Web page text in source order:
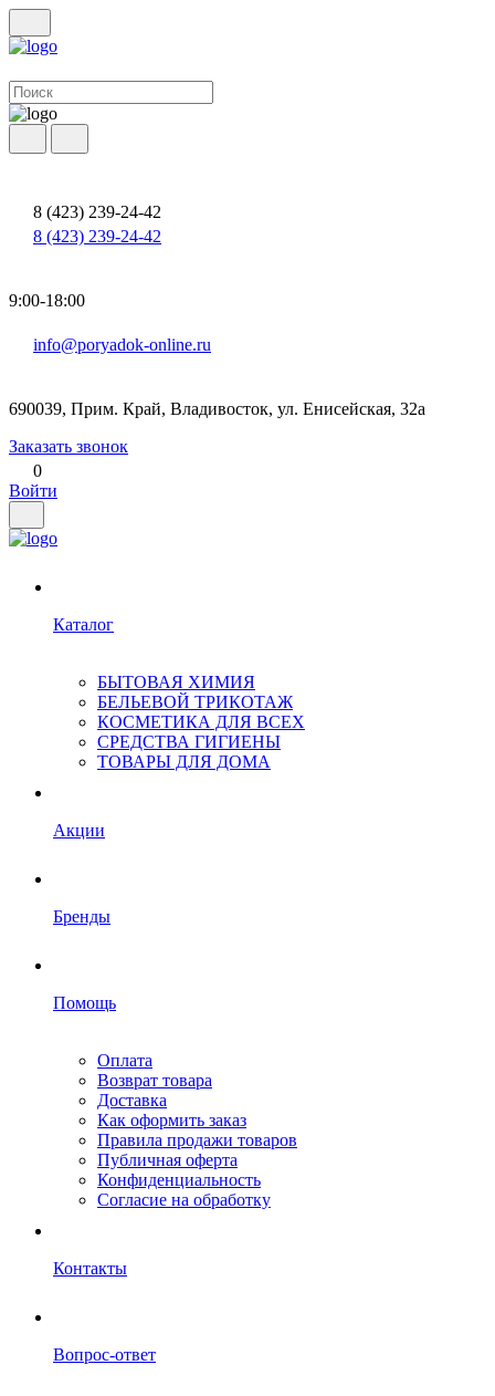
8 (423) 239-24-42
8 (423) 239-24-42
9:00-18:00
info@poryadok-online.ru
690039, Прим. Край, Владивосток, ул. Енисейская, 32а
Заказать звонок
0
Войти
Каталог
БЫТОВАЯ ХИМИЯ
БЕЛЬЕВОЙ ТРИКОТАЖ
КОСМЕТИКА ДЛЯ ВСЕХ
СРЕДСТВА ГИГИЕНЫ
ТОВАРЫ ДЛЯ ДОМА
Акции
Бренды
Помощь
Оплата
Возврат товара
Доставка
Как оформить заказ
Правила продажи товаров
Публичная оферта
Конфиденциальность
Согласие на обработку
Контакты
Вопрос-ответ